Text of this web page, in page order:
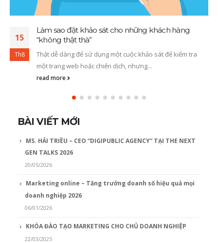
15
Th8
Làm sao đặt khảo sát cho những khách hàng
“không thật thà”
Thật dễ dàng để sử dụng một cuộc khảo sát để kiểm tra
một trang web hoặc chiến dịch, nhưng...
read more
BÀI VIẾT MỚI
MS. HẢI TRIỀU – CEO “DIGIPUBLIC AGENCY” TẠI THE NEXT
GEN TALKS 2026
20/05/2026
Marketing online – Tăng trưởng doanh số hiệu quả mọi
doanh nghiệp 2026
06/01/2026
KHÓA ĐÀO TẠO MARKETING CHO CHỦ DOANH NGHIỆP
22/03/2025